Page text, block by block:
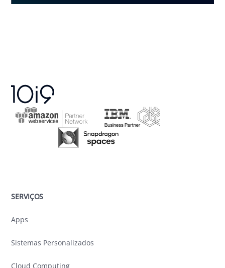
SERVIÇOS
Apps
Sistemas Personalizados
Cloud Computing